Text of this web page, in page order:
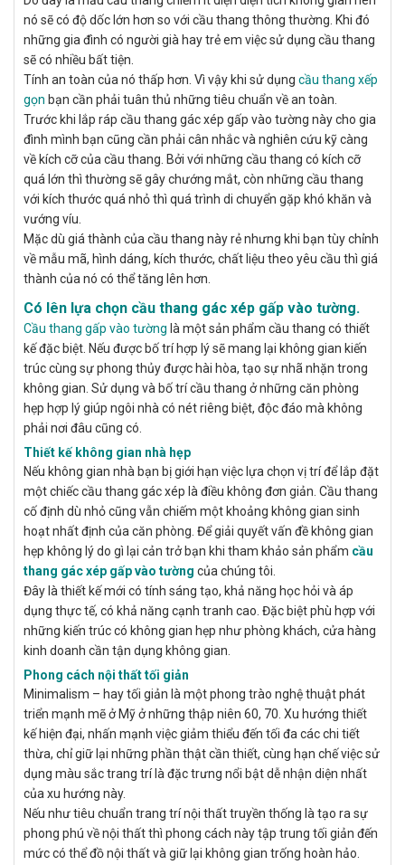
nó sẽ có độ dốc lớn hơn so với cầu thang thông thường. Khi đó
những gia đình có người già hay trẻ em việc sử dụng cầu thang
sẽ có nhiều bất tiện.
Tính an toàn của nó thấp hơn. Vì vậy khi sử dụng cầu thang xếp
gọn bạn cần phải tuân thủ những tiêu chuẩn về an toàn.
Trước khi lắp ráp cầu thang gác xép gấp vào tường này cho gia
đình mình bạn cũng cần phải cân nhắc và nghiên cứu kỹ càng
về kích cỡ của cầu thang. Bởi với những cầu thang có kích cỡ
quá lớn thì thường sẽ gây chướng mắt, còn những cầu thang
với kích thước quá nhỏ thì quá trình di chuyển gặp khó khăn và
vướng víu.
Mặc dù giá thành của cầu thang này rẻ nhưng khi bạn tùy chỉnh
về mẫu mã, hình dáng, kích thước, chất liệu theo yêu cầu thì giá
thành của nó có thể tăng lên hơn.
Có lên lựa chọn cầu thang gác xép gấp vào tường.
Cầu thang gấp vào tường là một sản phẩm cầu thang có thiết
kế đặc biệt. Nếu được bố trí hợp lý sẽ mang lại không gian kiến
trúc cùng sự phong thủy được hài hòa, tạo sự nhã nhặn trong
không gian. Sử dụng và bố trí cầu thang ở những căn phòng
hẹp hợp lý giúp ngôi nhà có nét riêng biệt, độc đáo mà không
phải nơi đâu cũng có.
Thiết kế không gian nhà hẹp
Nếu không gian nhà bạn bị giới hạn việc lựa chọn vị trí để lắp đặt
một chiếc cầu thang gác xép là điều không đơn giản. Cầu thang
cố định dù nhỏ cũng vẫn chiếm một khoảng không gian sinh
hoạt nhất định của căn phòng. Để giải quyết vấn đề không gian
hẹp không lý do gì lại cản trở bạn khi tham khảo sản phẩm cầu
thang gác xép gấp vào tường của chúng tôi.
Đây là thiết kế mới có tính sáng tạo, khả năng học hỏi và áp
dụng thực tế, có khả năng cạnh tranh cao. Đặc biệt phù hợp với
những kiến trúc có không gian hẹp như phòng khách, cửa hàng
kinh doanh cần tận dụng không gian.
Phong cách nội thất tối giản
Minimalism – hay tối giản là một phong trào nghệ thuật phát
triển mạnh mẽ ở Mỹ ở những thập niên 60, 70. Xu hướng thiết
kế hiện đại, nhấn mạnh việc giảm thiểu đến tối đa các chi tiết
thừa, chỉ giữ lại những phần thật cần thiết, cùng hạn chế việc sử
dụng màu sắc trang trí là đặc trưng nổi bật dễ nhận diện nhất
của xu hướng này.
Nếu như tiêu chuẩn trang trí nội thất truyền thống là tạo ra sự
phong phú về nội thất thì phong cách này tập trung tối giản đến
mức có thể đồ nội thất và giữ lại không gian trống hoàn hảo.